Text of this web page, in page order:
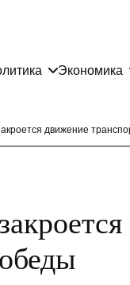
Экономика
движение